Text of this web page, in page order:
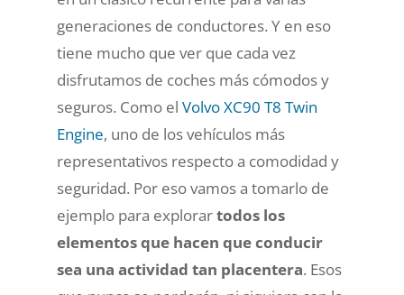
generaciones de conductores. Y en eso
tiene mucho que ver que cada vez
disfrutamos de coches más cómodos y
seguros. Como el Volvo XC90 T8 Twin
Engine, uno de los vehículos más
representativos respecto a comodidad y
seguridad. Por eso vamos a tomarlo de
ejemplo para explorartodos los
elementos que hacen que conducir
sea una actividad tan placentera. Esos